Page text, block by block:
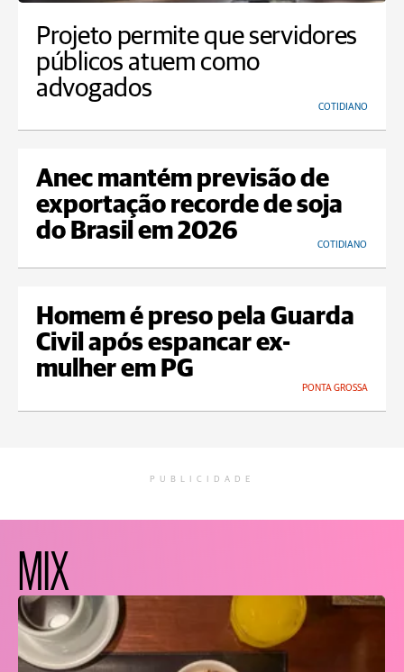
Projeto permite que servidores
públicos atuem como
advogados
COTIDIANO
Anec mantém previsão de
exportação recorde de soja
do Brasil em 2026
COTIDIANO
Homem é preso pela Guarda
Civil após espancar ex-
mulher em PG
PONTA GROSSA
PUBLICIDADE
MIX